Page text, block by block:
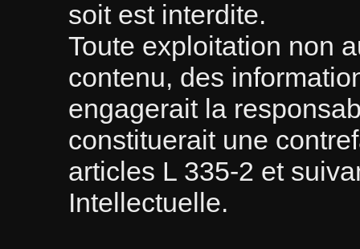
soit est interdite.
Toute exploitation non
contenu, des
engagerait la
constituerait une
articles L 335-2 et
Intellectuelle.